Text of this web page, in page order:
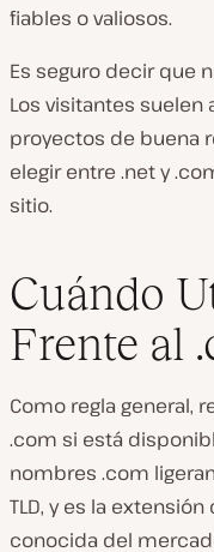
fiables o valiosos.
Es seguro decir que
Los visitantes suelen
proyectos de buena
elegir entre .net y
sitio.
Cuándo
Frente al
Como regla general,
.com si está
nombres .com
TLD, y es la
conocida del